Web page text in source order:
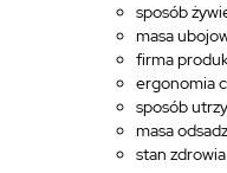
sposób
masa
firma
ergonomia
sposób
masa
stan